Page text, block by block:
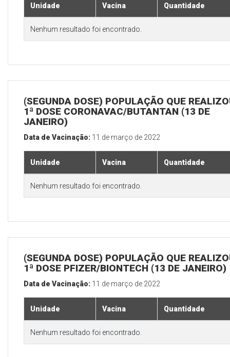
Unidade Vacina Quantidade
Nenhum resultado foi encontrado.
(SEGUNDA DOSE) POPULAÇÃO QUE
1ª DOSE CORONAVAC/BUTANTAN (13 DE
JANEIRO)
Data de Vacinação: 11 de março de 2022
Unidade Vacina Quantidade
Nenhum resultado foi encontrado.
(SEGUNDA DOSE) POPULAÇÃO QUE
1ª DOSE PFIZER/BIONTECH (13 DE JANEIRO)
Data de Vacinação: 11 de março de 2022
Unidade Vacina Quantidade
Nenhum resultado foi encontrado.